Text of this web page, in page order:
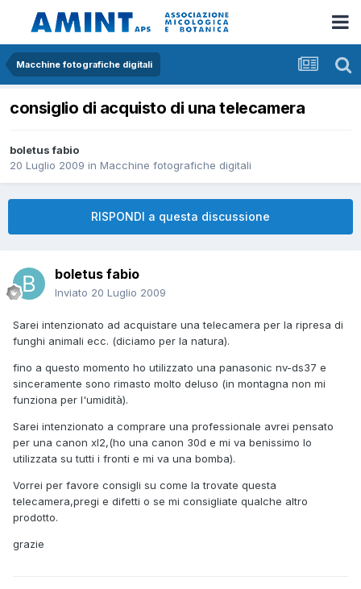
Macchine fotografiche digitali
consiglio di acquisto di una telecamera
boletus fabio
20 Luglio 2009 in Macchine fotografiche digitali
RISPONDI a questa discussione
boletus fabio
Inviato 20 Luglio 2009
Sarei intenzionato ad acquistare una telecamera per la ripresa di
funghi animali ecc. (diciamo per la natura).
fino a questo momento ho utilizzato una panasonic nv-ds37 e
sinceramente sono rimasto molto deluso (in montagna non mi
funziona per l'umidità).
Sarei intenzionato a comprare una professionale avrei pensato
per una canon xl2,(ho una canon 30d e mi va benissimo lo
utilizzata su tutti i fronti e mi va una bomba).
Vorrei per favore consigli su come la trovate questa
telecamera,pregi e difetti o se mi consigliate qualche altro
prodotto.
grazie